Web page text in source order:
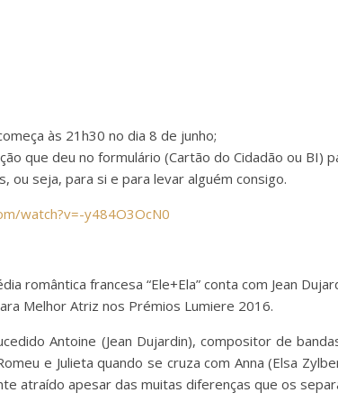
às 21h30 no dia 8 de junho;
que deu no formulário (Cartão do Cidadão ou BI)
ou seja, para si e para levar alguém consigo.
watch?v=-y484O3OcN0
romântica francesa “Ele+Ela” conta com Jean
Melhor Atriz nos Prémios Lumiere 2016.
Antoine (Jean Dujardin), compositor de
e Julieta quando se cruza com Anna (Elsa
atraído apesar das muitas diferenças que os